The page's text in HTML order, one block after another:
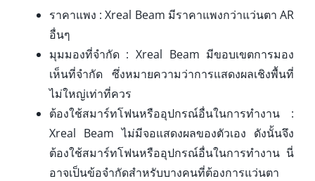
ราคาแพง : Xreal Beam มีราคาแพงกว่าแว่นตา AR
อื่นๆ
มุมมองที่จำกัด : Xreal Beam มีขอบเขตการมอง
เห็นที่จำกัด ซึ่งหมายความว่าการแสดงผลเชิงพื้นที่
ไม่ใหญ่เท่าที่ควร
ต้องใช้สมาร์ทโฟนหรืออุปกรณ์อื่นในการทำงาน :
Xreal Beam ไม่มีจอแสดงผลของตัวเอง ดังนั้นจึง
ต้องใช้สมาร์ทโฟนหรืออุปกรณ์อื่นในการทำงาน นี่
อาจเป็นข้อจำกัดสำหรับบางคนที่ต้องการแว่นตา